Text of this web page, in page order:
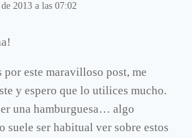
2013 a las 07:02
por este maravilloso post, me
y espero que lo utilices mucho.
una hamburguesa… algo
suele ser habitual ver sobre estos